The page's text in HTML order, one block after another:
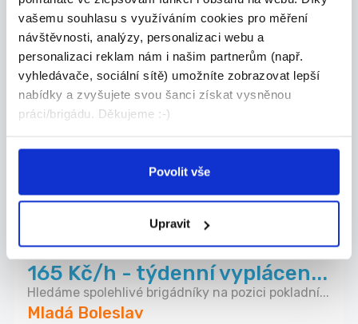
vašemu souhlasu s využíváním cookies pro měření
návštěvnosti, analýzy, personalizaci webu a
personalizaci reklam nám i našim partnerům (např.
vyhledávače, sociální sítě) umožníte zobrazovat lepší
nabídky a zvyšujete svou šanci získat vysněnou
práci/brigádu. Děkujeme :-)
Povolit vše
Upravit
Noční úklid kuchyně a lobby
na brigádu nebo HPP/HPPz
Máte přes den plno práce a hodila by se Vám prác...
Mladá Boleslav
ROSSMANN Mladá Boleslav -
165 Kč/h - týdenní vyplácen...
Hledáme spolehlivé brigádníky na pozici pokladní...
Mladá Boleslav